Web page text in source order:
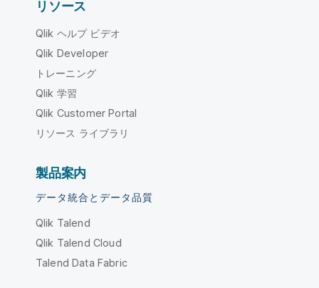
リソース
Qlik ヘルプ ビデオ
Qlik Developer
トレーニング
Qlik 学習
Qlik Customer Portal
リソース ライブラリ
製品案内
データ統合とデータ品質
Qlik Talend
Qlik Talend Cloud
Talend Data Fabric